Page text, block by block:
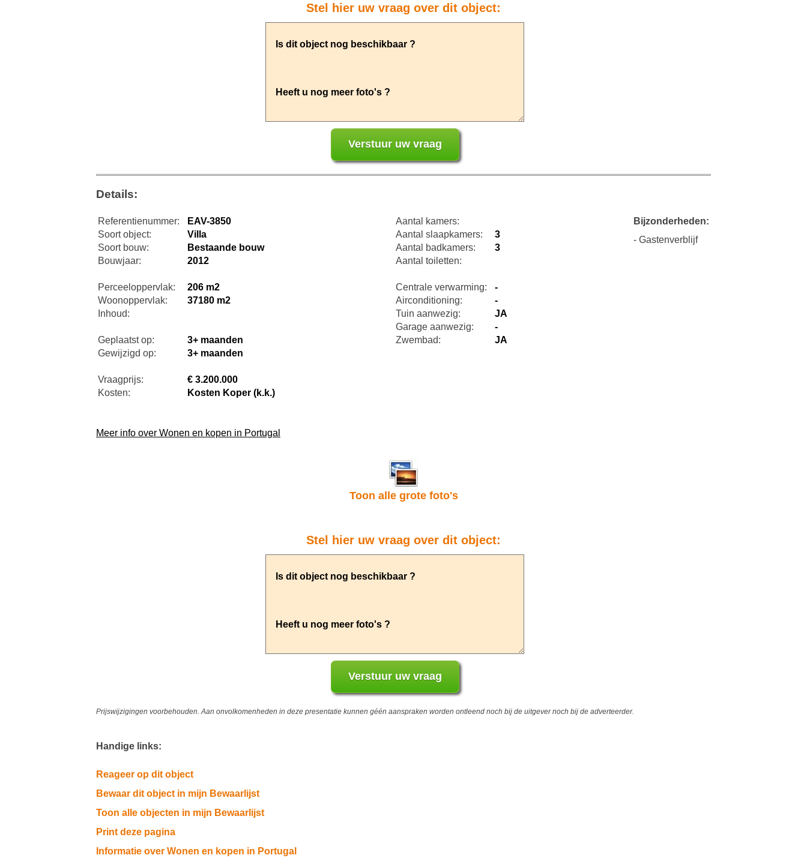
Stel hier uw vraag over dit object:
Details:
Referentienummer:
EAV-3850
Soort object:
Villa
Soort bouw:
Bestaande bouw
Bouwjaar:
2012
Perceeloppervlak:
206 m2
Woonoppervlak:
37180 m2
Inhoud:
Geplaatst op:
3+ maanden
Gewijzigd op:
3+ maanden
Vraagprijs:
€ 3.200.000
Kosten:
Kosten Koper (k.k.)
Aantal kamers:
Aantal slaapkamers:
3
Aantal badkamers:
3
Aantal toiletten:
Centrale verwarming:
-
Airconditioning:
-
Tuin aanwezig:
JA
Garage aanwezig:
-
Zwembad:
JA
Bijzonderheden:
- Gastenverblijf
Meer info over Wonen en kopen in Portugal
Toon alle grote foto's
Stel hier uw vraag over dit object:
Prijswijzigingen voorbehouden. Aan onvolkomenheden in deze presentatie kunnen géén aanspraken worden ontleend noch bij de uitgever noch bij de adverteerder.
Handige links:
Reageer op dit object
Bewaar dit object in mijn Bewaarlijst
Toon alle objecten in mijn Bewaarlijst
Print deze pagina
Informatie over Wonen en kopen in Portugal